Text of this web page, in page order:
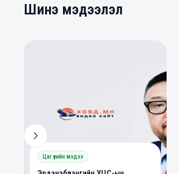
Шинэ мэдээлэл
Цаг үеийн мэдээ